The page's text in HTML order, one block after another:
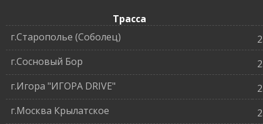
Трасса
г.Старополье (Соболец)
г.Сосновый Бор
г.Игора "ИГОРА DRIVE"
г.Москва Крылатское